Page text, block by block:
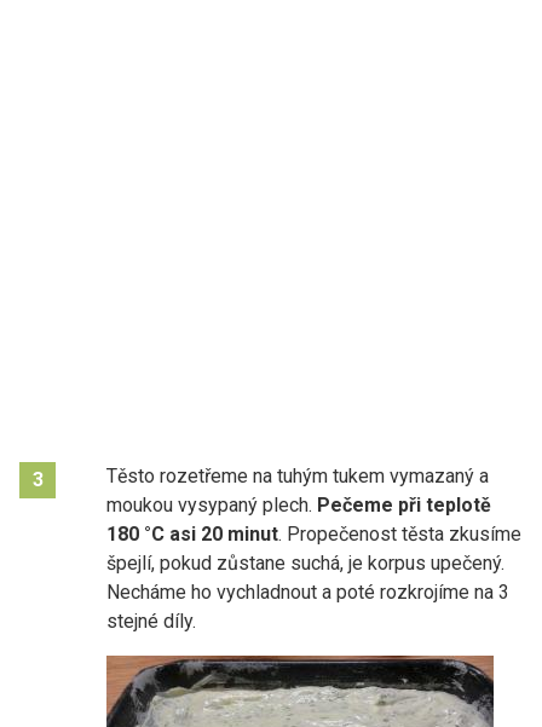
3
Těsto rozetřeme na tuhým tukem vymazaný a
moukou vysypaný plech. Pečeme při teplotě
180 °C asi 20 minut. Propečenost těsta zkusíme
špejlí, pokud zůstane suchá, je korpus upečený.
Necháme ho vychladnout a poté rozkrojíme na 3
stejné díly.